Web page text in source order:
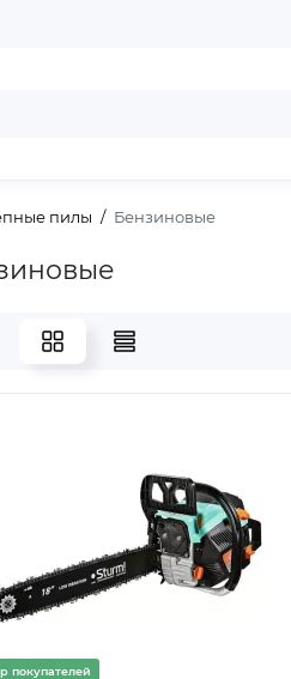
пилы Бензиновые
покупателей